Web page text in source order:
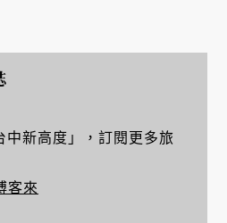
中新高度」，訂閱更多旅
客來